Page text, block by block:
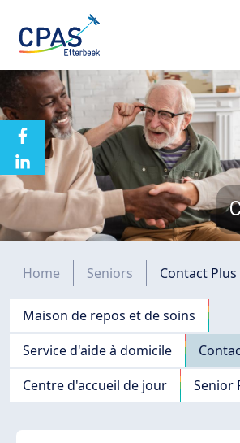
Fil d'Ariane
Home Seniors Contact Plus
Navigation principale
Maison de repos et de soins
Service d'aide à domicile
Centre d'accueil de jour
Senior